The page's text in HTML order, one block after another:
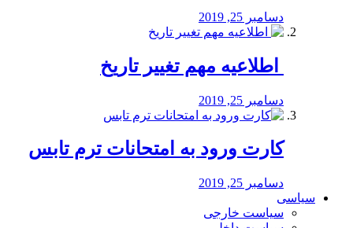
دسامبر 25, 2019
️ اطلاعیه مهم تغییر تاریخ
دسامبر 25, 2019
کارت ورود به امتحانات ترم تابس
دسامبر 25, 2019
سیاسی
سیاست خارجی